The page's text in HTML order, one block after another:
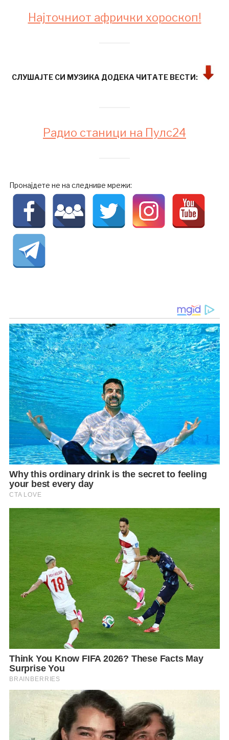
Најточниот афрички хороскоп!
СЛУШАЈТЕ СИ МУЗИКА ДОДЕКА ЧИТАТЕ ВЕСТИ:
Радио станици на Пулс24
Пронајдете не на следниве мрежи: